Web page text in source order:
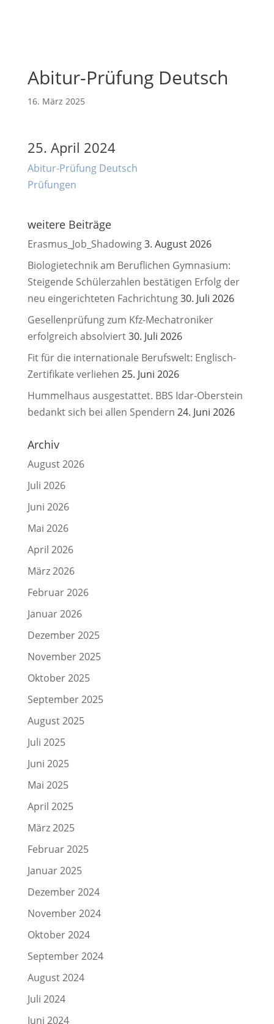
Abitur-Prüfung Deutsch
16. März 2025
25. April 2024
Abitur-Prüfung Deutsch
Prüfungen
weitere Beiträge
Erasmus_Job_Shadowing3. August 2026
Biologietechnik am Beruflichen Gymnasium:
Steigende Schülerzahlen bestätigen Erfolg der
neu eingerichteten Fachrichtung30. Juli 2026
Gesellenprüfung zum Kfz-Mechatroniker
erfolgreich absolviert30. Juli 2026
Fit für die internationale Berufswelt: Englisch-
Zertifikate verliehen 25. Juni 2026
Hummelhaus ausgestattet. BBS Idar-Oberstein
bedankt sich bei allen Spendern 24. Juni 2026
Archiv
August 2026
Juli 2026
Juni 2026
Mai 2026
April 2026
März 2026
Februar 2026
Januar 2026
Dezember 2025
November 2025
Oktober 2025
September 2025
August 2025
Juli 2025
Juni 2025
Mai 2025
April 2025
März 2025
Februar 2025
Januar 2025
Dezember 2024
November 2024
Oktober 2024
September 2024
August 2024
Juli 2024
Juni 2024